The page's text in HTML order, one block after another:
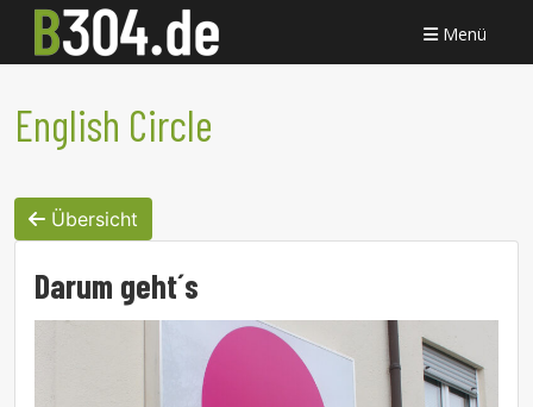
Menü
English Circle
Übersicht
Darum geht´s